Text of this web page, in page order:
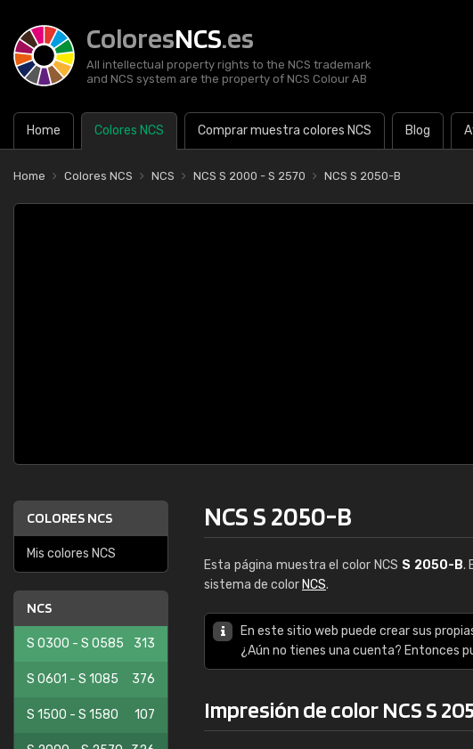
ColoresNCS.es
All intellectual property rights to the NCS trademark
and NCS system are the property of NCS Colour AB
Home Colores NCS Comprar muestra colores NCS Blog
Home Colores NCS NCS NCS S 2000 - S 2570 NCS S 2050-B
COLORES NCS
Mis colores NCS
NCS
S 0300 - S 0585 313
S 0601 - S 1085 376
S 1500 - S 1580 107
NCS S 2050-B
Esta página muestra el color NCS S 2050-B.
sistema de color NCS.
En este sitio web puede crear sus
¿Aún no tienes una cuenta? Entonces
Impresión de color NCS S